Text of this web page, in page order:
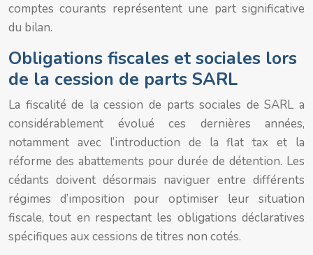
comptes courants représentent une part significative
du bilan.
Obligations fiscales et sociales lors
de la cession de parts SARL
La fiscalité de la cession de parts sociales de SARL a
considérablement évolué ces dernières années,
notamment avec l’introduction de la flat tax et la
réforme des abattements pour durée de détention. Les
cédants doivent désormais naviguer entre différents
régimes d’imposition pour optimiser leur situation
fiscale, tout en respectant les obligations déclaratives
spécifiques aux cessions de titres non cotés.